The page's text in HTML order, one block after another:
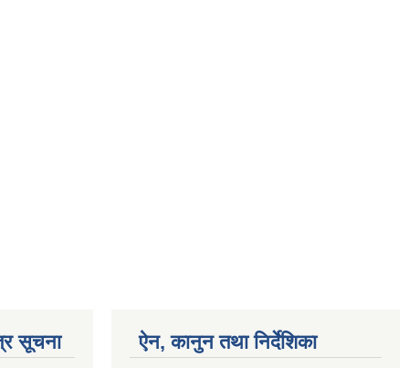
सूचना ऐन, कानुन तथा निर्देशिका